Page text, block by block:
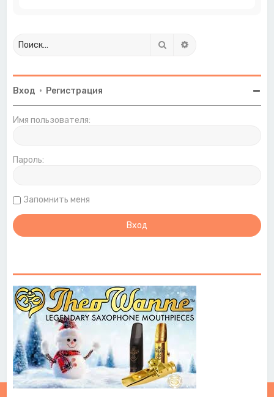
Поиск
Вход • Регистрация
Имя пользователя:
Пароль:
Запомнить меня